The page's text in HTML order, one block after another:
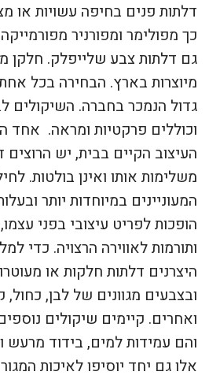
דלתות פנים בחיפה עשויות או
כך מפולימר ומפורניר
גם דלתות צבע שלייפלק. חלקן
מיוצרות בארץ. הבחירה בכל
גדול הנמכר בחברה. השיקולים
וכוללים פרקטיות ומראה. אחד
העיצוב הקיים בבית, יש
משלימות אותו ואינן בולטות.
המעוניינים במיוחדות יותר
הופכות לפריט עיצובי בפני
ותורמות לאווירה הרצויה. כדי
היצרנים דלתות חלקות או
ובצבעים מגוונים של לבן,
ואחרים. קיימים שיקולים
והם עמידות למים, בידוד מרעש
אלו גם יחד יוסיפו לאיכות